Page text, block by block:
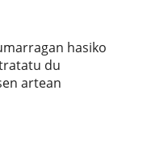
hasiko
du
artean